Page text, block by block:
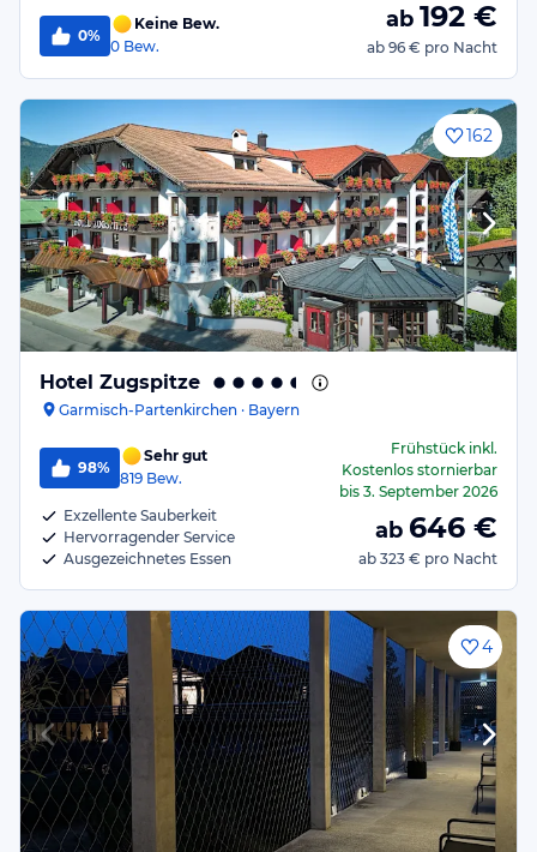
0%
Keine Bew.
0 Bew.
ab 192 €
ab 96 € pro Nacht
162
Hotel Zugspitze
Garmisch-Partenkirchen · Bayern
98%
Sehr gut
819 Bew.
Exzellente Sauberkeit
Hervorragender Service
Ausgezeichnetes Essen
Frühstückinkl.
Kostenlos stornierbar
bis 3. September 2026
ab 646 €
ab 323 € pro Nacht
4